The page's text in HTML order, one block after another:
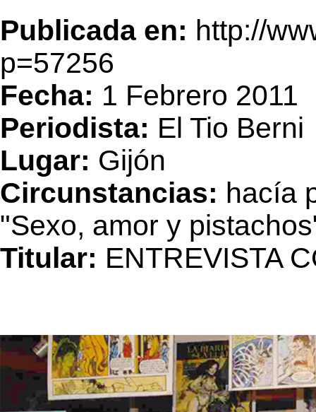
Publicada en: http://
p=57256
Fecha: 1 Febrero 2011
Periodista: El Tio Berni
Lugar: Gijón
Circunstancias: hacía
"Sexo, amor y
Titular: ENTREVISTA